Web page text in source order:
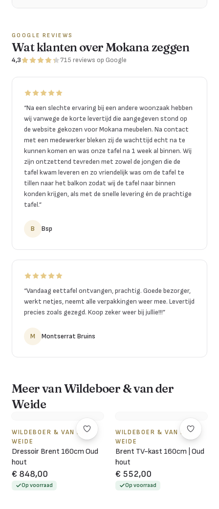
GOOGLE REVIEWS
Wat klanten over Mokana zeggen
4,3 715 reviews op Google
“Na een slechte ervaring bij een andere woonzaak hebben
wij vanwege de korte levertijd die aangegeven stond op
de website gekozen voor Mokana meubelen. Na contact
met een medewerker bleken zij de wachttijd echt na te
kunnen komen en was onze tafel na 1 week al binnen. Wij
zijn ontzettend tevreden met zowel de jongen die de
tafel kwam leveren en zo vriendelijk was om de tafel te
tillen naar het balkon zodat wij de tafel naar binnen
konden krijgen, als met de snelle levering én de prachtige
tafel.”
B Bsp
“Vandaag eettafel ontvangen, prachtig. Goede bezorger,
werkt netjes, neemt alle verpakkingen weer mee. Levertijd
precies zoals gezegd. Koop zeker weer bij jullie!!!”
M Montserrat Bruins
Meer van Wildeboer & van der
Weide
WILDEBOER & VAN DER
WEIDE
Dressoir Brent 160cm Oud
hout
€ 848,00
Op voorraad
WILDEBOER & VAN DER
WEIDE
Brent TV-kast 160cm | Oud
hout
€ 552,00
Op voorraad